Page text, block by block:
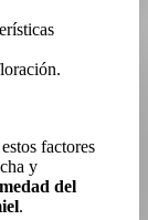
factores
y
del
.